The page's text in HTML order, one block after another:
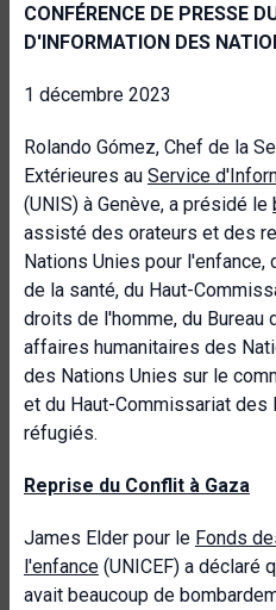
CONFÉRENCE DE PRESSE
D'INFORMATION DES
1 décembre 2023
Rolando Gómez, Chef de la
Extérieures au Service
(UNIS) à Genève, a présidé le
assisté des orateurs et des
Nations Unies pour l'enfance,
de la santé, du Haut-
droits de l'homme, du Bureau
affaires humanitaires des
des Nations Unies sur le
et du Haut-Commissariat des
réfugiés.
Reprise du Conflit à Gaza
James Elder pour le Fonds
l'enfance (UNICEF) a déclaré
avait beaucoup de